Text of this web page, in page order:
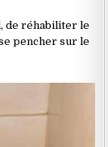
de réhabiliter le
pencher sur le